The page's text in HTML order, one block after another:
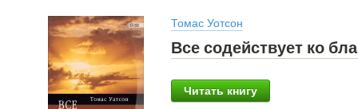
Томас Уотсон
Все содействует ко
Читать книгу